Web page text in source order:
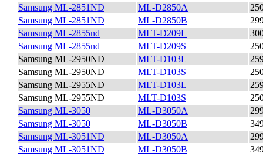
Samsung ML-2851ND
ML-D2850A
Samsung ML-2851ND
ML-D2850B
Samsung ML-2855nd
MLT-D209L
Samsung ML-2855nd
MLT-D209S
Samsung ML-2950ND
MLT-D103L
Samsung ML-2950ND
MLT-D103S
Samsung ML-2955ND
MLT-D103L
Samsung ML-2955ND
MLT-D103S
Samsung ML-3050
ML-D3050A
Samsung ML-3050
ML-D3050B
Samsung ML-3051ND
ML-D3050A
Samsung ML-3051ND
ML-D3050B